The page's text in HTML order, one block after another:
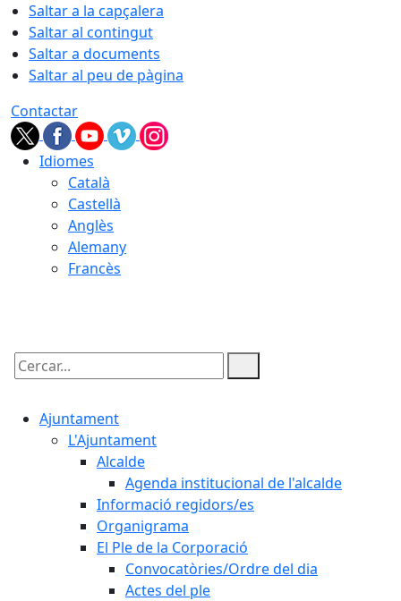
Saltar a la capçalera
Saltar al contingut
Saltar a documents
Saltar al peu de pàgina
Contactar
Idiomes
Català
Castellà
Anglès
Alemany
Francès
Cercar:
Ajuntament
L'Ajuntament
Alcalde
Agenda institucional de l'alcalde
Informació regidors/es
Organigrama
El Ple de la Corporació
Convocatòries/Ordre del dia
Actes del ple